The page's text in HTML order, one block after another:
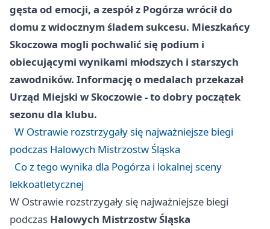
gęsta od emocji, a zespół z Pogórza wrócił do
domu z widocznym śladem sukcesu. Mieszkańcy
Skoczowa mogli pochwalić się podium i
obiecującymi wynikami młodszych i starszych
zawodników. Informację o medalach przekazał
Urząd Miejski w Skoczowie - to dobry początek
sezonu dla klubu.
W Ostrawie rozstrzygały się najważniejsze biegi
podczas Halowych Mistrzostw Śląska
Co z tego wynika dla Pogórza i lokalnej sceny
lekkoatletycznej
W Ostrawie rozstrzygały się najważniejsze biegi
podczas Halowych Mistrzostw Śląska